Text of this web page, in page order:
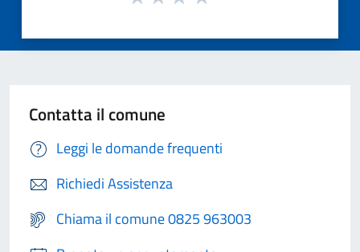
Contatta il comune
Leggi le domande frequenti
Richiedi Assistenza
Chiama il comune 0825 963003